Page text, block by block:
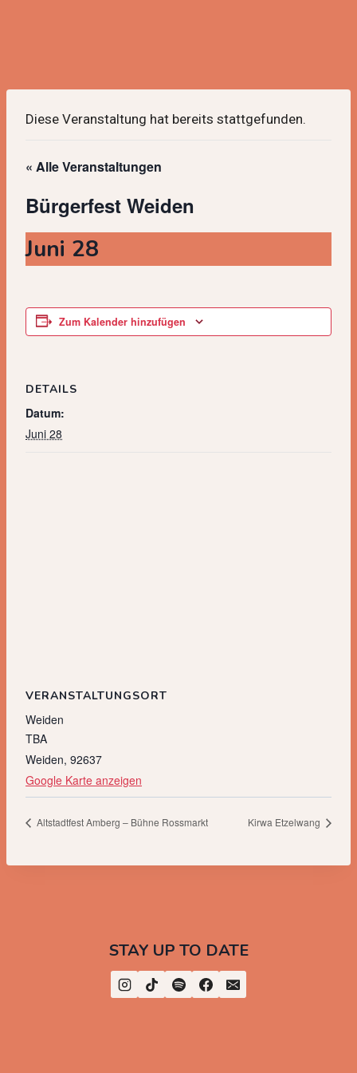
Diese Veranstaltung hat bereits stattgefunden.
« Alle Veranstaltungen
Bürgerfest Weiden
Juni 28
Zum Kalender hinzufügen
DETAILS
Datum:
Juni 28
VERANSTALTUNGSORT
Weiden
TBA
Weiden, 92637
Google Karte anzeigen
Altstadtfest Amberg – Bühne Rossmarkt Kirwa Etzelwang
STAY UP TO DATE